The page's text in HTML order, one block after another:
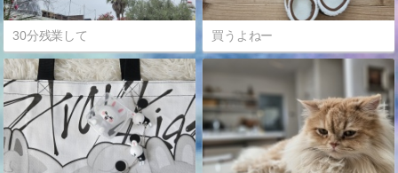
30分残業して 買うよねー